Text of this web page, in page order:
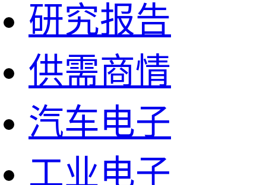
研究报告
供需商情
汽车电子
工业电子